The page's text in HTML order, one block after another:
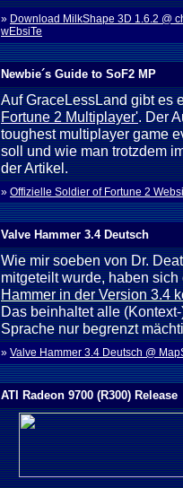
» Download MilkShape 3D 1.6.2 @
wEbsiTe
Newbie´s Guide to SoF2 MP
Auf GraceLessLand gibt es
Fortune 2 Multiplayer'. Der
toughest multiplayer game
soll und wie man trotzdem
der Artikel.
» Offizielle Soldier of Fortune 2
Valve Hammer 3.4 Deutsch
Wie mir soeben von Dr.
mitgeteilt wurde, haben
Hammer in der Version 3.4
Das beinhaltet alle
Sprache nur begrenzt
» Valve Hammer 3.4 Deutsch @
ATI Radeon 9700 (R300) Release